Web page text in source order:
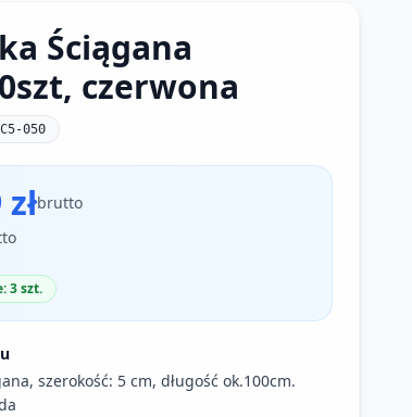
Ściągana
czerwona
050
brutto
3 szt.
szerokość: 5 cm, długość ok.100cm.